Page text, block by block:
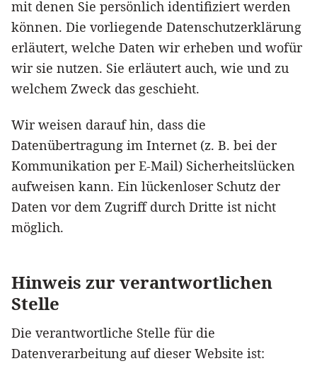
mit denen Sie persönlich identifiziert werden
können. Die vorliegende Datenschutzerklärung
erläutert, welche Daten wir erheben und wofür
wir sie nutzen. Sie erläutert auch, wie und zu
welchem Zweck das geschieht.
Wir weisen darauf hin, dass die
Datenübertragung im Internet (z. B. bei der
Kommunikation per E-Mail) Sicherheitslücken
aufweisen kann. Ein lückenloser Schutz der
Daten vor dem Zugriff durch Dritte ist nicht
möglich.
Hinweis zur verantwortlichen
Stelle
Die verantwortliche Stelle für die
Datenverarbeitung auf dieser Website ist: